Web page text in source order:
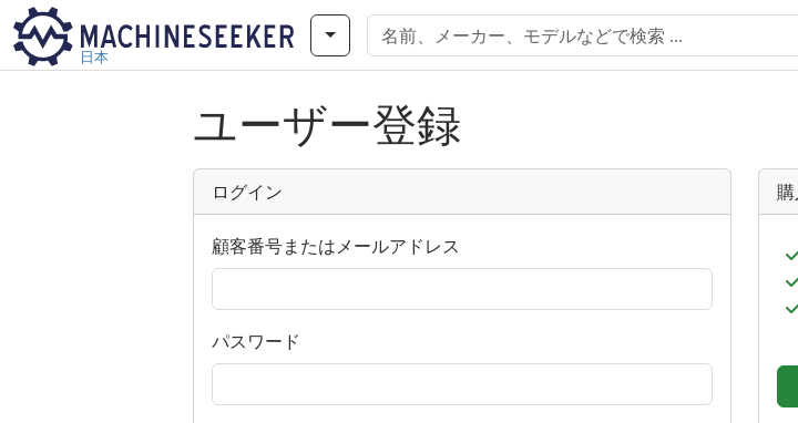
日本
ユーザー登録
ログイン
顧客番号またはメールアドレス
パスワード